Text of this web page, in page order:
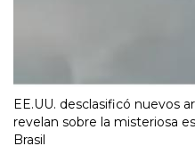
EE.UU. desclasificó nuevos
revelan sobre la misteriosa
Brasil